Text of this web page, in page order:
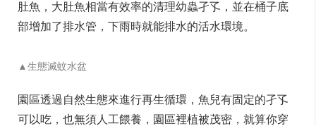
肚魚，大肚魚相當有效率的清理幼蟲孑孓，並在桶子底
部增加了排水管，下雨時就能排水的活水環境。
▲生態滅蚊水盆
園區透過自然生態來進行再生循環，魚兒有固定的孑孓
可以吃，也無須人工餵養，園區裡植被茂密，就算你穿